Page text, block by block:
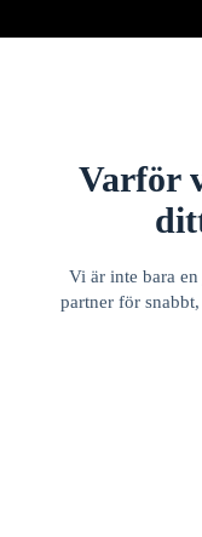
Varför
Vi är inte bara
partner för